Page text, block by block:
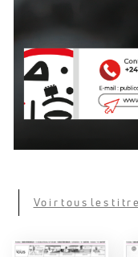
Voir tous les